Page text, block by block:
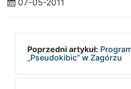
07-05-2011
Poprzedni artykuł:
„Pseudokibic” w Zagórzu